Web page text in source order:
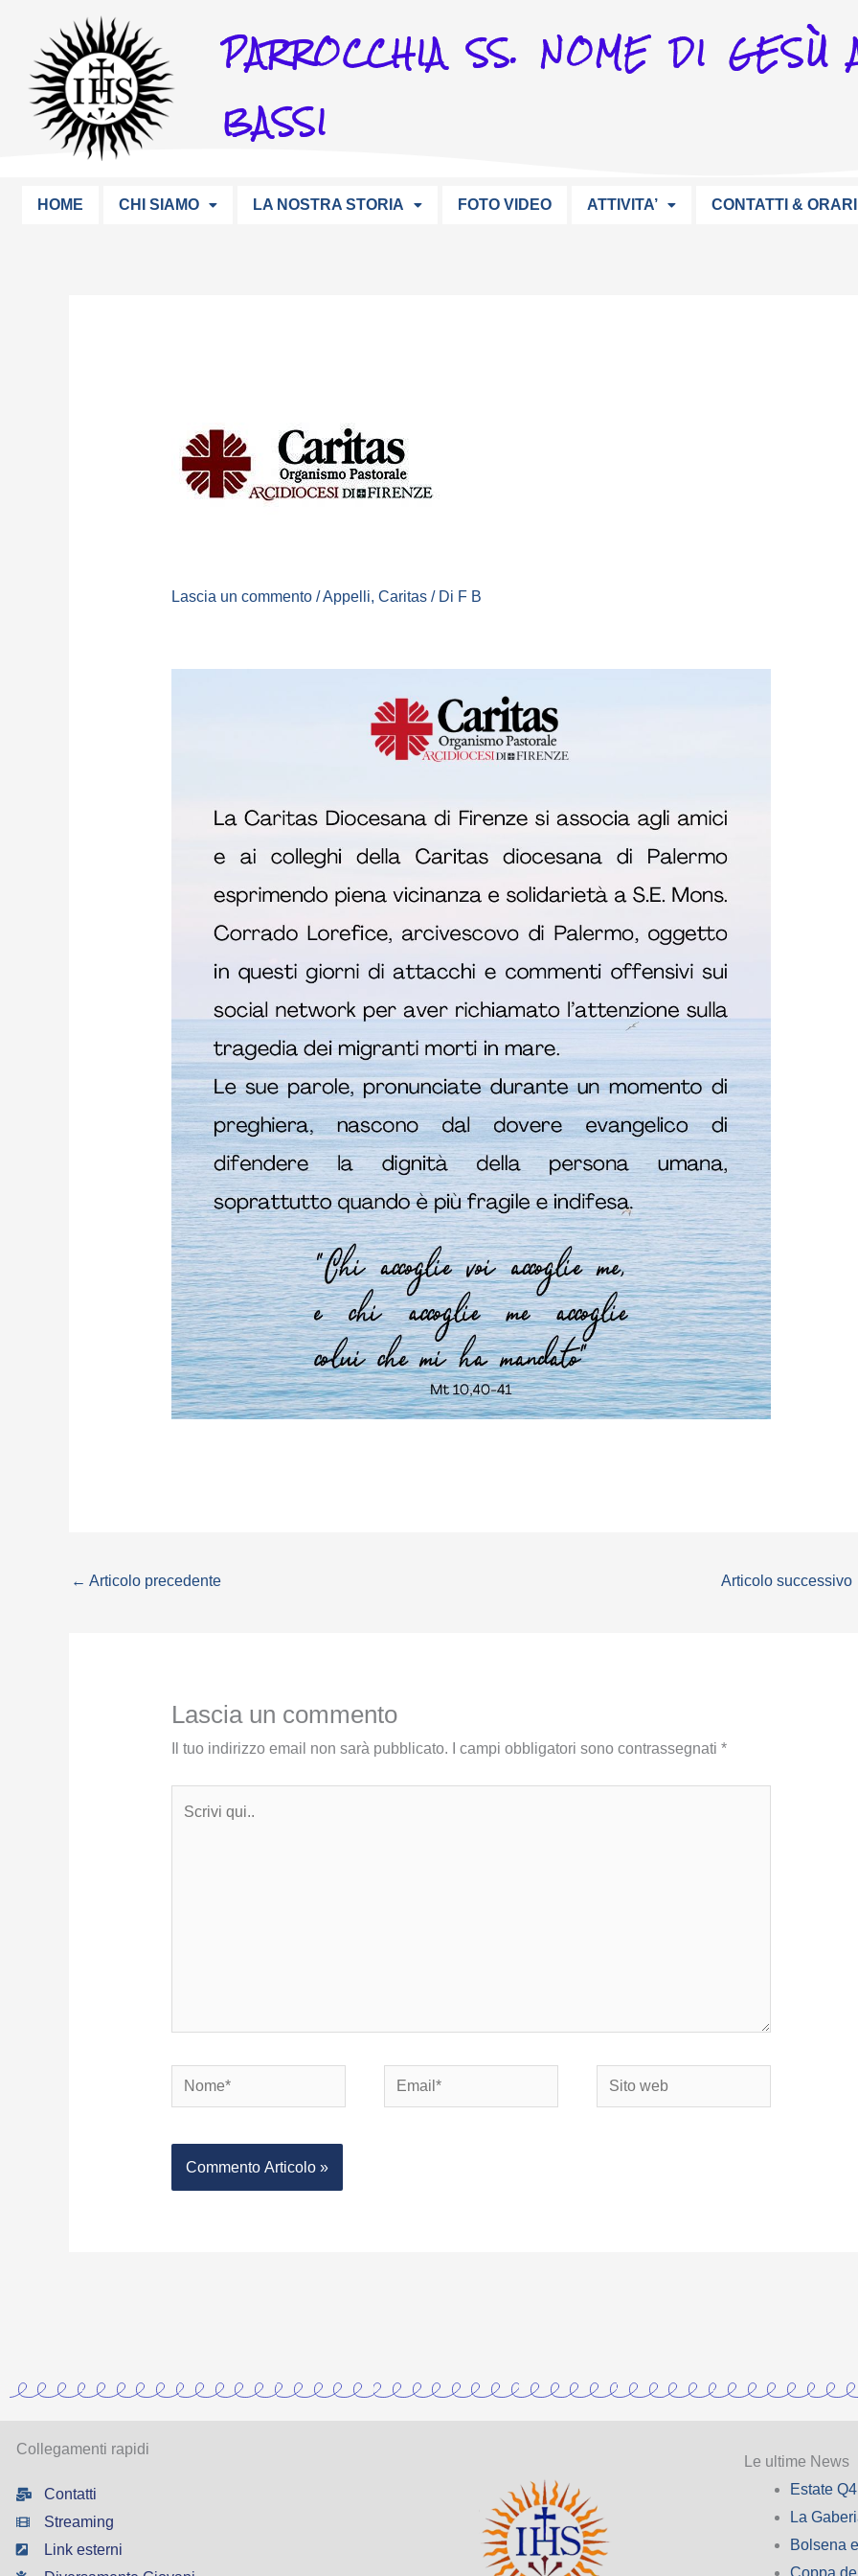
contenuto
PARROCCHIA SS. NOME DI GESÙ
BASSI
HOME CHI SIAMO LA NOSTRA STORIA FOTO VIDEO ATTIVITA’ CONTATTI & ORARI
Lascia un commento /Appelli, Caritas/ Di F B
← Articolo precedente Articolo successivo
Lascia un commento
Il tuo indirizzo email non sarà pubblicato. I campi obbligatori sono contrassegnati *
Nome* Email*
Sito
web
Collegamenti rapidi
Contatti
Streaming
Link esterni
Le ultime News
Estate
La
Bolsena
Coppa